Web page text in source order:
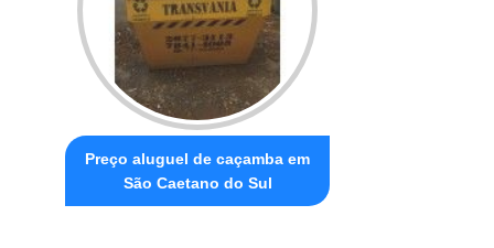
Preço aluguel de caçamba em
São Caetano do Sul